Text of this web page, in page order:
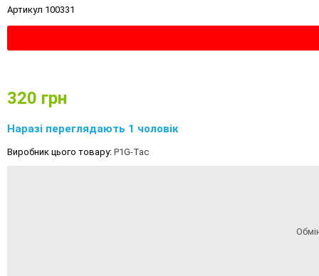
Артикул 100331
320 грн
Наразі переглядають 1 чоловік
Виробник цього товару: P1G-Tac